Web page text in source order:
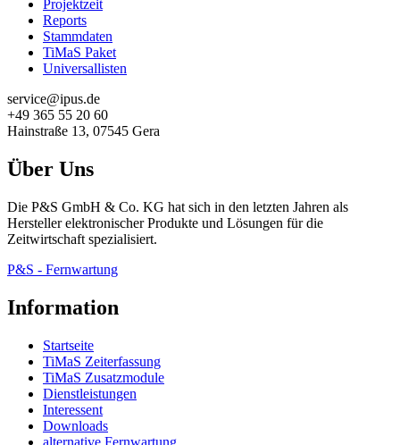
Projektzeit
Reports
Stammdaten
TiMaS Paket
Universallisten
service@ipus.de
+49 365 55 20 60
Hainstraße 13, 07545 Gera
Über Uns
Die P&S GmbH & Co. KG hat sich in den letzten Jahren als
Hersteller elektronischer Produkte und Lösungen für die
Zeitwirtschaft spezialisiert.
P&S - Fernwartung
Information
Startseite
TiMaS Zeiterfassung
TiMaS Zusatzmodule
Dienstleistungen
Interessent
Downloads
alternative Fernwartung